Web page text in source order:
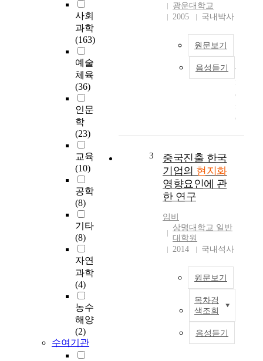
사회
과학
(163)
예술
체육
(36)
인문
학
(23)
교육
(10)
공학
(8)
기타
(8)
자연
과학
(4)
농수
해양
(2)
수여기관
광운대학교
2005
국내박사
원문보기
음성듣기
T
h
e
f
o
3
중국진출 한국
기업의 현지화
영향요인에 관
한 연구
임비
상명대학교 일반
대학원
2014
국내석사
원문보기
목차검
색조회
음성듣기